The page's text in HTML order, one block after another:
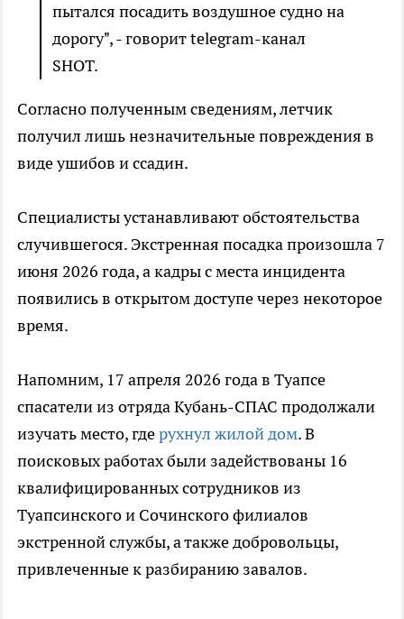
пытался посадить воздушное судно на
дорогу", - говорит telegram-канал
SHOT.
Согласно полученным сведениям, летчик
получил лишь незначительные повреждения в
виде ушибов и ссадин.
Специалисты устанавливают обстоятельства
случившегося. Экстренная посадка произошла 7
июня 2026 года, а кадры с места инцидента
появились в открытом доступе через некоторое
время.
Напомним, 17 апреля 2026 года в Туапсе
спасатели из отряда Кубань-СПАС продолжали
изучать место, гдерухнул жилой дом. В
поисковых работах были задействованы 16
квалифицированных сотрудников из
Туапсинского и Сочинского филиалов
экстренной службы, а также добровольцы,
привлеченные к разбиранию завалов.